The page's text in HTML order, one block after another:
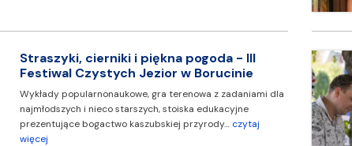
Straszyki, cierniki i piękna pogoda - III
Festiwal Czystych Jezior w Borucinie
Wykłady popularnonaukowe, gra terenowa z zadaniami dla
najmłodszych i nieco starszych, stoiska edukacyjne
prezentujące bogactwo kaszubskiej przyrody… czytaj
więcej